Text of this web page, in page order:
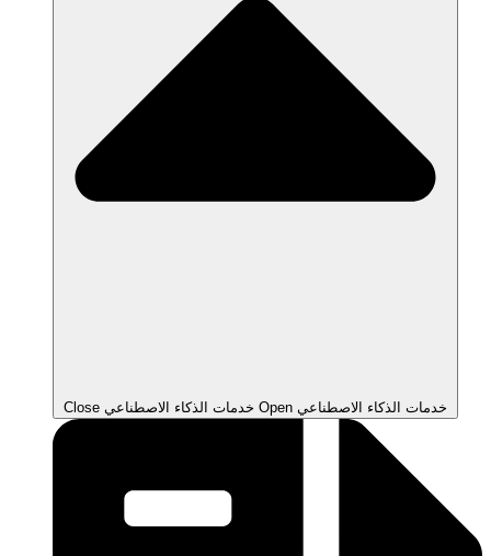
Close خدمات الذكاء الاصطناعي Open خدمات الذكاء الاصطناعي